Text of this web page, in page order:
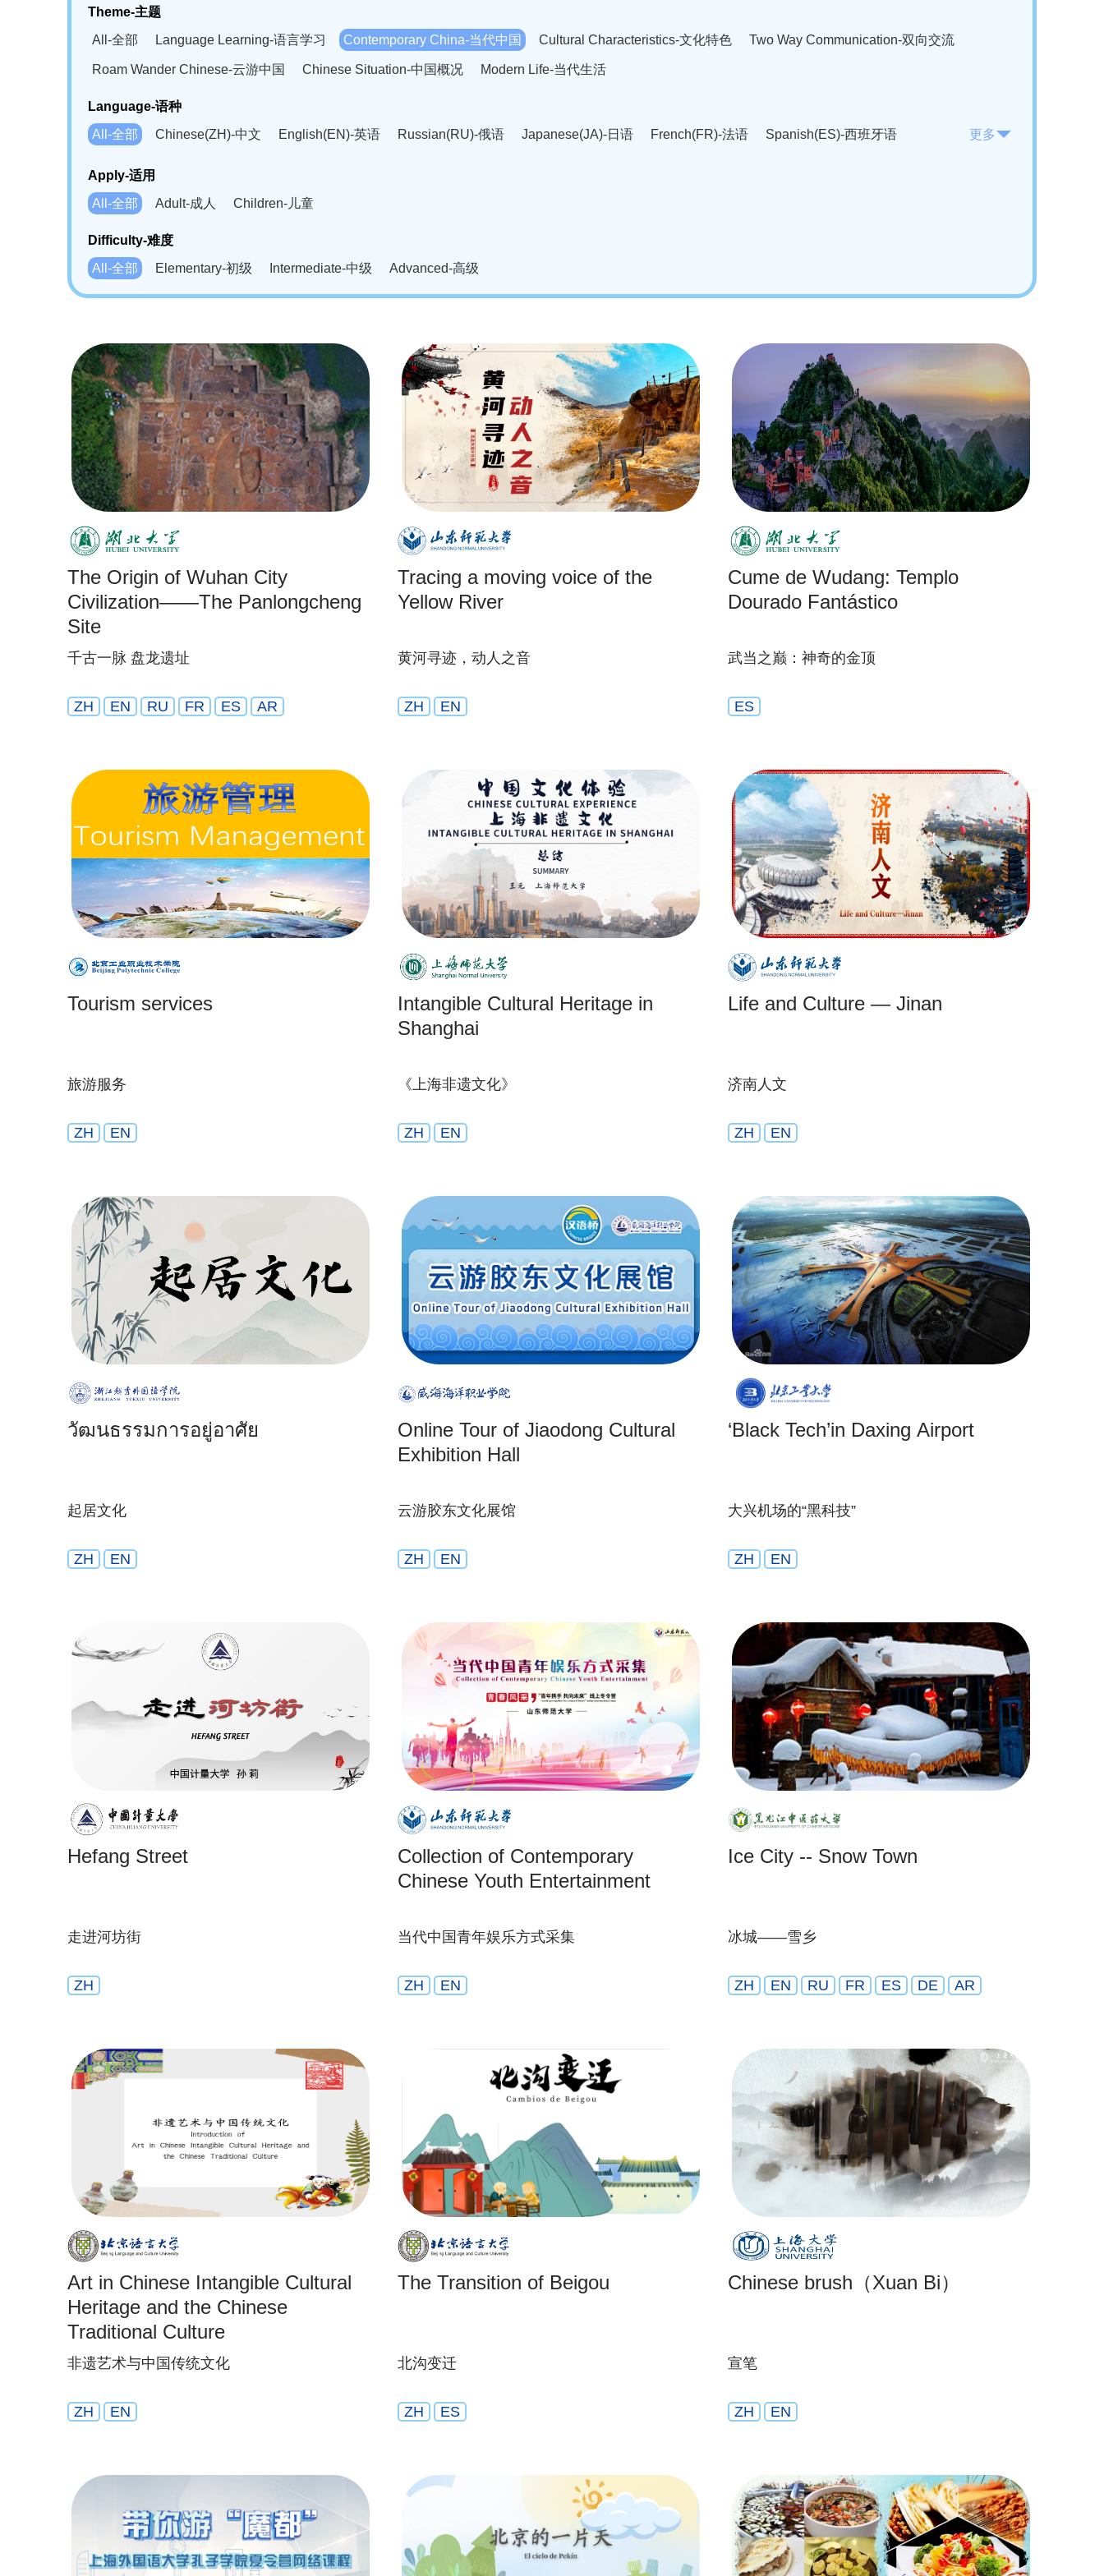
Theme-主题
All-全部
Language Learning-语言学习 Contemporary China-当代中国 Cultural Characteristics-文化特色 Two Way Communication-双向交流
Roam Wander Chinese-云游中国 Chinese Situation-中国概况 Modern Life-当代生活
Language-语种
All-全部
Chinese(ZH)-中文 English(EN)-英语 Russian(RU)-俄语 Japanese(JA)-日语 French(FR)-法语
Spanish(ES)-西班牙语
Bahasa Melayu(MS)-马来语
Swahili(SW)-斯瓦西里语
Kampuchea(KH)-柬埔寨语
更多
Apply-适用
All-全部
Adult-成人 Children-儿童
Difficulty-难度
All-全部
Elementary-初级 Intermediate-中级 Advanced-高级
The Origin of Wuhan City
Civilization——The Panlongcheng
Site
千古一脉 盘龙遗址
ZH EN RU FR ES AR
Tracing a moving voice of the
Yellow River
黄河寻迹，动人之音
ZH EN
Cume de Wudang: Templo
Dourado Fantástico
武当之巅：神奇的金顶
ES
Tourism services
旅游服务
ZH EN
Intangible Cultural Heritage in
Shanghai
《上海非遗文化》
ZH EN
Life and Culture — Jinan
济南人文
ZH EN
วัฒนธรรมการอยู่อาศัย
起居文化
ZH EN
Online Tour of Jiaodong Cultural
Exhibition Hall
云游胶东文化展馆
ZH EN
‘Black Tech’in Daxing Airport
大兴机场的“黑科技”
ZH EN
Hefang Street
走进河坊街
ZH
Collection of Contemporary
Chinese Youth Entertainment
当代中国青年娱乐方式采集
ZH EN
Ice City -- Snow Town
冰城——雪乡
ZH EN RU FR ES DE AR
Art in Chinese Intangible Cultural
Heritage and the Chinese
Traditional Culture
非遗艺术与中国传统文化
ZH EN
The Transition of Beigou
北沟变迁
ZH ES
Chinese brush（Xuan Bi）
宣笔
ZH EN